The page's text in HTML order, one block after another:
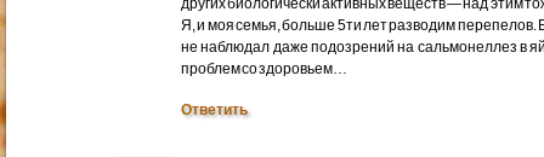
других биологически активных веществ — над этим
Я, и моя семья, больше 5ти лет разводим перепелов.
не наблюдал даже подозрений на сальмонеллез в
проблем со здоровьем…
Ответить